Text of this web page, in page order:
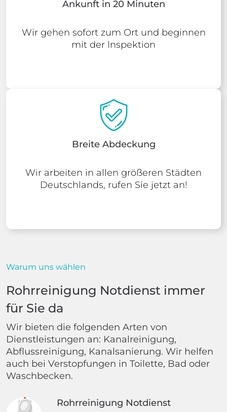
Ankunft in 20 Minuten
Wir gehen sofort zum Ort und beginnen
mit der Inspektion
Breite Abdeckung
Wir arbeiten in allen größeren Städten
Deutschlands, rufen Sie jetzt an!
Warum uns wählen
Rohrreinigung Notdienst immer
für Sie da
Wir bieten die folgenden Arten von
Dienstleistungen an: Kanalreinigung,
Abflussreinigung, Kanalsanierung. Wir helfen
auch bei Verstopfungen in Toilette, Bad oder
Waschbecken.
Rohrreinigung Notdienst